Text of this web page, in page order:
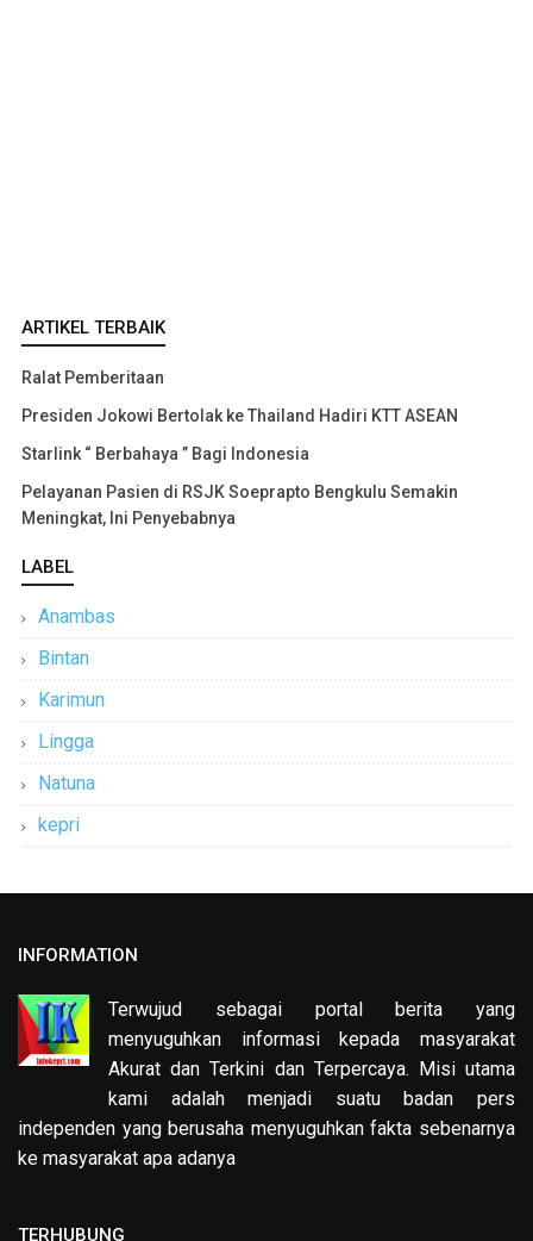
ARTIKEL TERBAIK
Ralat Pemberitaan
Presiden Jokowi Bertolak ke Thailand Hadiri KTT ASEAN
Starlink “ Berbahaya ” Bagi Indonesia
Pelayanan Pasien di RSJK Soeprapto Bengkulu Semakin
Meningkat, Ini Penyebabnya
LABEL
Anambas
Bintan
Karimun
Lingga
Natuna
kepri
INFORMATION
Terwujud sebagai portal berita yang
menyuguhkan informasi kepada masyarakat
Akurat dan Terkini dan Terpercaya. Misi utama
kami adalah menjadi suatu badan pers
independen yang berusaha menyuguhkan fakta sebenarnya
ke masyarakat apa adanya
TERHUBUNG